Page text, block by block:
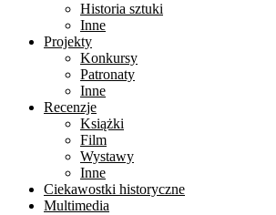
Historia sztuki
Inne
Projekty
Konkursy
Patronaty
Inne
Recenzje
Książki
Film
Wystawy
Inne
Ciekawostki historyczne
Multimedia